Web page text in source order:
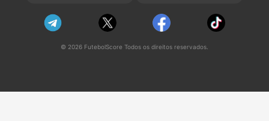
© 2026 FutebolScore Todos os direitos reservados.